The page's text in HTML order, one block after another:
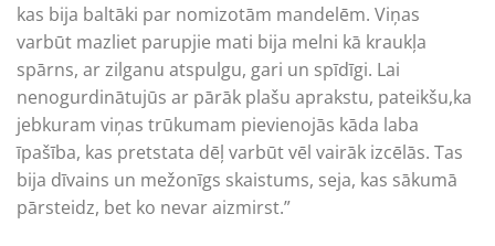
kas bija baltāki par nomizotām mandelēm. Viņas
varbūt mazliet parupjie mati bija melni kā kraukļa
spārns, ar zilganu atspulgu, gari un spīdīgi. Lai
nenogurdinātujūs ar pārāk plašu aprakstu, pateikšu,ka
jebkuram viņas trūkumam pievienojās kāda laba
īpašība, kas pretstata dēļ varbūt vēl vairāk izcēlās. Tas
bija dīvains un mežonīgs skaistums, seja, kas sākumā
pārsteidz, bet ko nevar aizmirst.”